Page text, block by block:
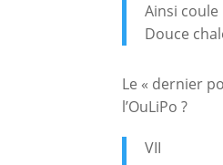
Ainsi
Douce
Le « dernier
l’OuLiPo ?
VII